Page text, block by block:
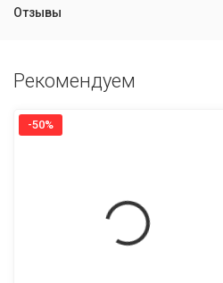
Отзывы
Рекомендуем
-50%